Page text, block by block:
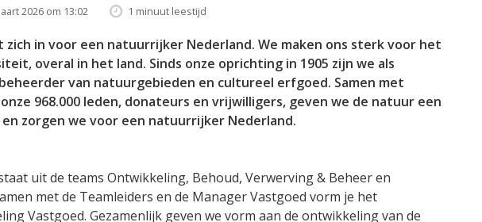
2026 om 13:02 1 minuut leestijd
in voor een natuurrijker Nederland. We maken ons sterk voor het
overal in het land. Sinds onze oprichting in 1905 zijn we als
van natuurgebieden en cultureel erfgoed. Samen met
968.000 leden, donateurs en vrijwilligers, geven we de natuur een
zorgen we voor een natuurrijker Nederland.
uit de teams Ontwikkeling, Behoud, Verwerving & Beheer en
met de Teamleiders en de Manager Vastgoed vorm je het
Vastgoed. Gezamenlijk geven we vorm aan de ontwikkeling van de